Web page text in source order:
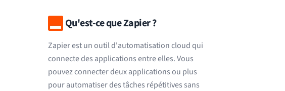
Qu'est-ce que Zapier ?
Zapier est un outil d'automatisation cloud qui
connecte des applications entre elles. Vous
pouvez connecter deux applications ou plus
pour automatiser des tâches répétitives sans